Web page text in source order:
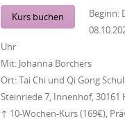
Kurs buchen Beginn:
Uhr
Mit: Johanna Borchers
Ort:Tai Chi und Qi Gong
Steinriede 7, Innenhof, 30161
↑ 10-Wochen-Kurs (169€),